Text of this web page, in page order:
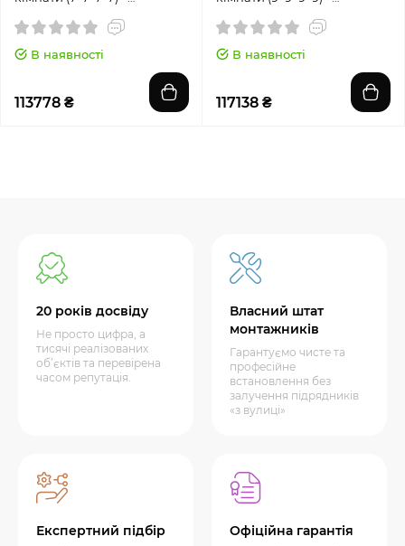
В наявності
113778 ₴
В наявності
117138 ₴
20 років досвіду
Не просто цифра, а
тисячі реалізованих
об’єктів та перевірена
часом репутація.
Власний штат
монтажників
Гарантуємо чисте та
професійне
встановлення без
залучення підрядників
«з вулиці»
Експертний підбір Офіційна гарантія